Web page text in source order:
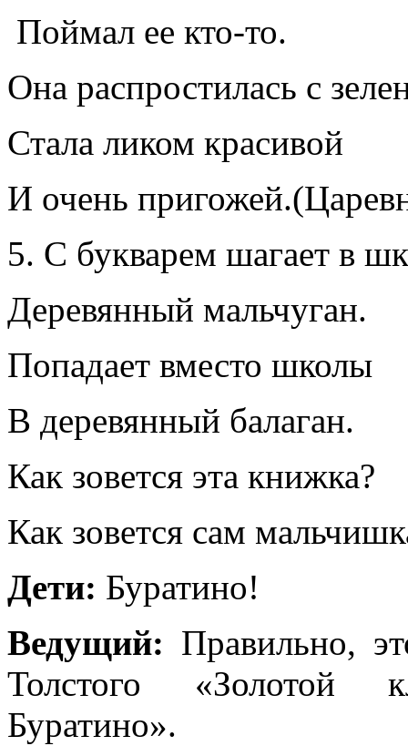
Поймал ее кто-то.
Она распростилась с
Стала ликом красивой
И очень
С букварем шагает в
Деревянный мальчуган.
Попадает вместо школы
В деревянный балаган.
Как зовется эта книжка?
Как зовется сам
Дети: Буратино!
Ведущий: Правильно,
Толстого «Золотой
Буратино».